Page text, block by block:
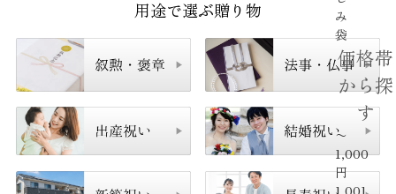
み
袋
価格帯
から探
す
〜
1,000
円
用途で選ぶ贈り物